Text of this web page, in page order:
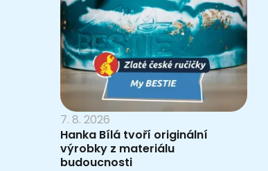
7. 8. 2026
Hanka Bílá tvoří originální
výrobky z materiálu
budoucnosti